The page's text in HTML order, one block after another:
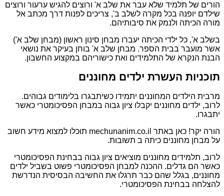
הורים של תלמיד שלא עבר את שלב א' ורוצים להגיש ערעור ורוצים
שילדם יופנה בכל מקרה לשלב ב', צריכים לפנות דרך מכתב אל
מורה הכיתה ולנמק את סיבותיהם.
בשלב א', כל ילדי הכיתה יעברו מבחן סינון ראשון (מבחן שלב א')
אשר מועבר בבית הספר. מבחן שלב א' בוחן בעיקר את נושאי
הבנת הנקרא של התלמידים ואת כישוריהם במקצוע החשבון.
תוכניות העשרת ילדים מחוננים
מרבית הילדים המחוננים יתמידו כשיתבגרו בלימודים גבוהים.
לרוב, ילדים מחוננים יקבלו ציון גבוה במבחן הפסיכומטרי כאשר
יתבגרו.
הורה יקר! כאן באתר mechunanim.co.il תוכלו למצוא מידע חשוב
על מבחן מחוננים כיתה ב תשובות.
לרוב, תלמידים מחוננים מוציאים ציון גבוה בבחינת הפסיכומטרי
כאשר הם גדלים. ההכנה למבחן הפסיכומטרי פשוט בשביל ילדים
מחוננים, בגלל שהם כבר תרגלו את החשיבה הבסיסית הנדרשת
להצלחה בבחינת הפסיכומטרי.